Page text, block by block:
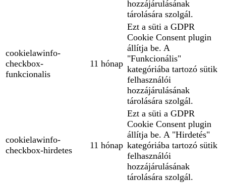
hozzájárulásának
tárolására szolgál.
cookielawinfo-
checkbox-
funkcionalis
11 hónap
Ezt a süti a GDPR
Cookie Consent plugin
állítja be. A
"Funkcionális"
kategóriába tartozó sütik
felhasználói
hozzájárulásának
tárolására szolgál.
cookielawinfo-
checkbox-hirdetes
11 hónap
Ezt a süti a GDPR
Cookie Consent plugin
állítja be. A "Hirdetés"
kategóriába tartozó sütik
felhasználói
hozzájárulásának
tárolására szolgál.